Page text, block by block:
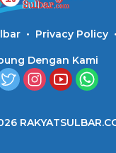
Privacy Policy
Dengan Kami